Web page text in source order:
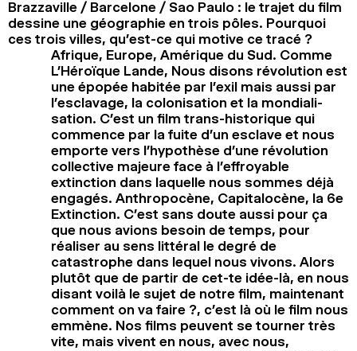
Brazzaville / Barcelone / Sao Paulo : le trajet du film
dessine une géographie en trois pôles. Pourquoi
ces trois villes, qu’est-ce qui motive ce tracé ?
Afrique, Europe, Amérique du Sud. Comme
L’Héroïque Lande, Nous disons révolution est
une épopée habitée par l’exil mais aussi par
l’esclavage, la colonisation et la mondiali-
sation. C’est un film trans-historique qui
commence par la fuite d’un esclave et nous
emporte vers l’hypothèse d’une révolution
collective majeure face à l’effroyable
extinction dans laquelle nous sommes déjà
engagés. Anthropocène, Capitalocène, la 6e
Extinction. C’est sans doute aussi pour ça
que nous avions besoin de temps, pour
réaliser au sens littéral le degré de
catastrophe dans lequel nous vivons. Alors
plutôt que de partir de cet-te idée-là, en nous
disant voilà le sujet de notre film, maintenant
comment on va faire ?, c’est là où le film nous
emmène. Nos films peuvent se tourner très
vite, mais vivent en nous, avec nous,